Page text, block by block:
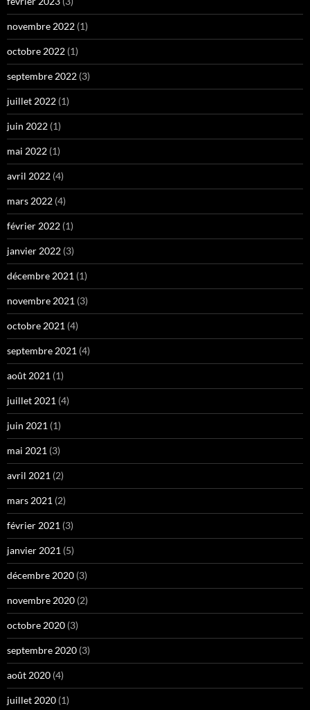
novembre 2022 (1)
octobre 2022 (1)
septembre 2022 (3)
juillet 2022 (1)
juin 2022 (1)
mai 2022 (1)
avril 2022 (4)
mars 2022 (4)
février 2022 (1)
janvier 2022 (3)
décembre 2021 (1)
novembre 2021 (3)
octobre 2021 (4)
septembre 2021 (4)
août 2021 (1)
juillet 2021 (4)
juin 2021 (1)
mai 2021 (3)
avril 2021 (2)
mars 2021 (2)
février 2021 (3)
janvier 2021 (5)
décembre 2020 (3)
novembre 2020 (2)
octobre 2020 (3)
septembre 2020 (3)
août 2020 (4)
juillet 2020 (1)